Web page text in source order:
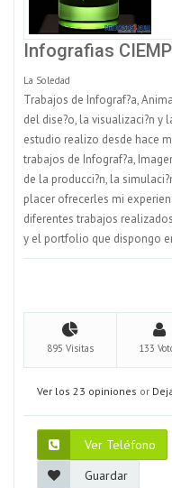
Infografias
La Soledad
Trabajos de Infograf?a,
del dise?o, la visualizaci?n y
estudio realizo desde hace
trabajos de Infograf?a,
de la producci?n, la
placer ofrecerles mi
diferentes trabajos
y el portfolio que dispongo
895 Visitas 133
Ver los 23 opiniones or
Ver Teléfono
Guardar